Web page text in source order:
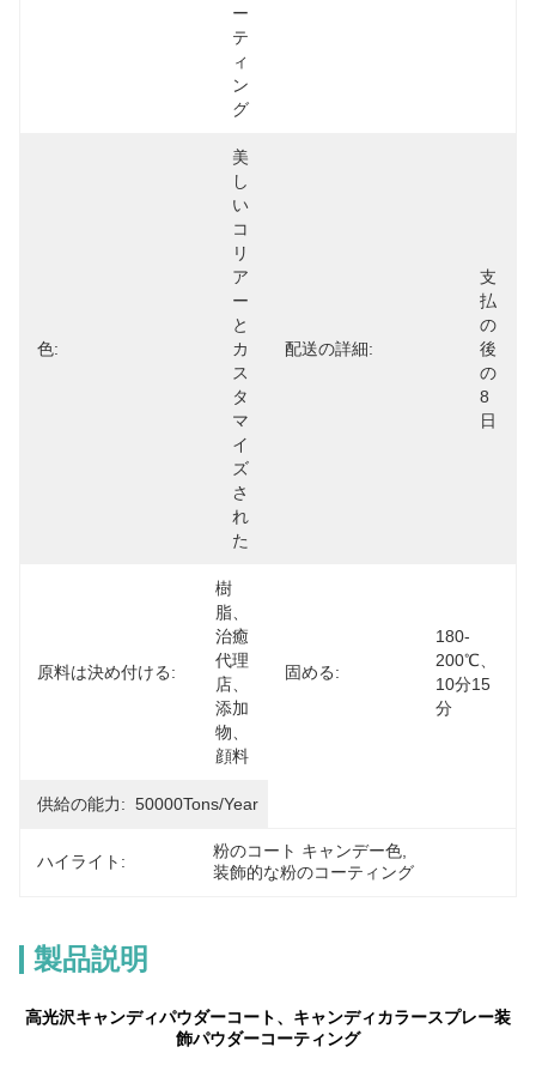
ー
テ
ィ
ン
グ
色:
美
し
い
コ
リ
ア
ー
と
カ
ス
タ
マ
イ
ズ
さ
れ
た
配送の詳細:
支
払
の
後
の
8
日
原料は決め付ける:
樹
脂、
治癒
代理
店、
添加
物、
顔料
固める:
180-
200℃、
10分15
分
供給の能力: 50000Tons/Year
ハイライト:
粉のコート キャンデー色
装飾的な粉のコーティング
製品説明
高光沢キャンディパウダーコート、キャンディカラースプレー装
飾パウダーコーティング